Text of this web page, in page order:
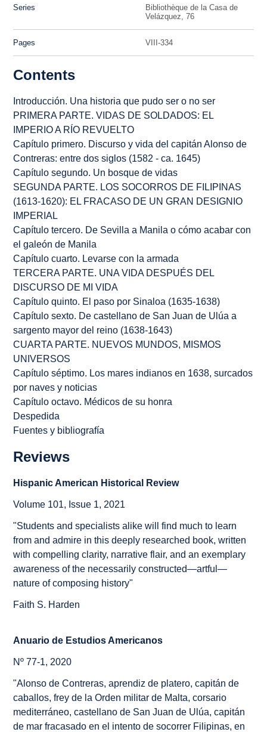
Series
Bibliothèque de la Casa de
Velázquez, 76
Pages VIII-334
Contents
Introducción. Una historia que pudo ser o no ser
PRIMERA PARTE.VIDAS DE SOLDADOS: EL
IMPERIO A RÍO REVUELTO
Capítulo primero. Discurso y vida del capitán Alonso de
Contreras: entre dos siglos (1582 -ca. 1645)
Capítulo segundo. Un bosque devidas
SEGUNDA PARTE. LOS SOCORROS DE FILIPINAS
(1613-1620): EL FRACASO DE UN GRAN DESIGNIO
IMPERIAL
Capítulo tercero. De Sevilla a Manila o cómo acabar con
el galeón de Manila
Capítulo cuarto. Levarse con la armada
TERCERA PARTE. UNAVIDA DESPUÉS DEL
DISCURSO DE MI VIDA
Capítulo quinto. El paso por Sinaloa (1635-1638)
Capítulo sexto. De castellano de San Juan de Ulúa a
sargento mayor del reino (1638-1643)
CUARTA PARTE. NUEVOS MUNDOS, MISMOS
UNIVERSOS
Capítulo séptimo. Los mares indianos en 1638, surcados
por naves y noticias
Capítulo octavo. Médicos de su honra
Despedida
Fuentes y bibliografía
Reviews
Hispanic American Historical Review
Volume 101, Issue 1, 2021
"Students and specialists alike will find much to learn
from and admire in this deeply researched book, written
with compelling clarity, narrative flair, and an exemplary
awareness of the necessarily constructed—artful—
nature of composing history"
Faith S. Harden
Anuario de Estudios Americanos
Nº 77-1, 2020
"Alonso de Contreras, aprendiz de platero, capitán de
caballos, frey de la Orden militar de Malta, corsario
mediterráneo, castellano de San Juan de Ulúa, capitán
de mar fracasado en el intento de socorrer Filipinas, en